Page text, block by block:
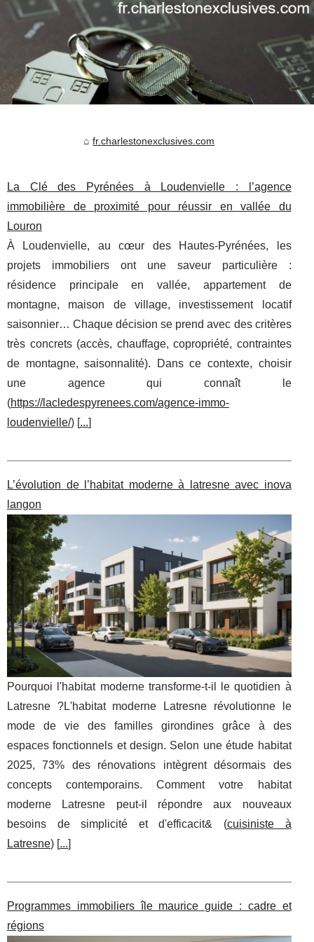
fr.charlestonexclusives.com
La Clé des Pyrénées à Loudenvielle : l’agence
immobilière de proximité pour réussir en vallée du
Louron
À Loudenvielle, au cœur des Hautes-Pyrénées, les
projets immobiliers ont une saveur particulière :
résidence principale en vallée, appartement de
montagne, maison de village, investissement locatif
saisonnier… Chaque décision se prend avec des critères
très concrets (accès, chauffage, copropriété, contraintes
de montagne, saisonnalité). Dans ce contexte, choisir
une agence qui connaît le
(https://lacledespyrenees.com/agence-immo-
loudenvielle/) [...]
L’évolution de l’habitat moderne à latresne avec inova
langon
Pourquoi l'habitat moderne transforme-t-il le quotidien à
Latresne ?L'habitat moderne Latresne révolutionne le
mode de vie des familles girondines grâce à des
espaces fonctionnels et design. Selon une étude habitat
2025, 73% des rénovations intègrent désormais des
concepts contemporains. Comment votre habitat
moderne Latresne peut-il répondre aux nouveaux
besoins de simplicité et d'efficacit& (cuisiniste à
Latresne) [...]
Programmes immobiliers île maurice guide : cadre et
régions